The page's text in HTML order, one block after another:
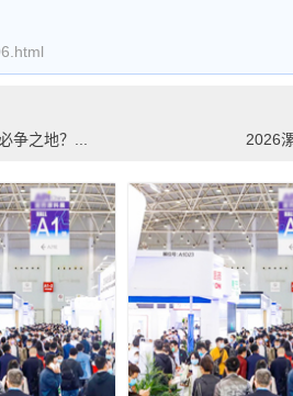
争之地？...
2026